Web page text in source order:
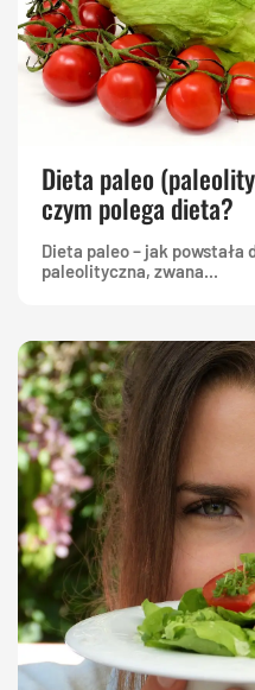
Dieta paleo
czym polega dieta?
Dieta paleo – jak
paleolityczna, zwana...